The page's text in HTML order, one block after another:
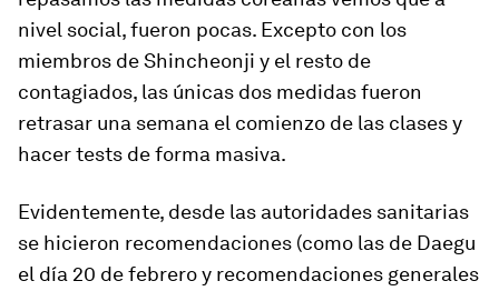
nivel social, fueron pocas. Excepto con los
miembros de Shincheonji y el resto de
contagiados, las únicas dos medidas fueron
retrasar una semana el comienzo de las clases y
hacer tests de forma masiva.
Evidentemente, desde las autoridades sanitarias
se hicieron recomendaciones (como las de Daegu
el día 20 de febrero y recomendaciones generales